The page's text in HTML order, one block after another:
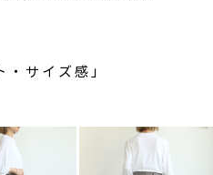
・サイズ感」